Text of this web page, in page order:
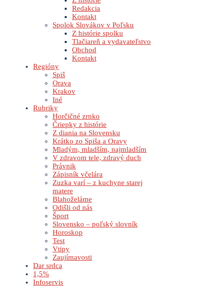
Redakcia
Kontakt
Spolok Slovákov v Poľsku
Z histórie spolku
Tlačiareň a vydavateľstvo
Obchod
Kontakt
Regióny
Spiš
Orava
Krakov
Iné
Rubriky
Horčičné zrnko
Čriepky z histórie
Z diania na Slovensku
Krátko zo Spiša a Oravy
Mladým, mladším, najmladším
V zdravom tele, zdravý duch
Právnik
Zápisník včelára
Zuzka varí – z kuchyne starej
matere
Blahoželáme
Odišli od nás
Šport
Slovensko – poľský slovník
Horoskop
Test
Vtipy
Zaujímavosti
Dar srdca
1,5%
Infoservis